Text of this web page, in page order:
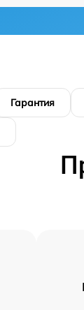
Гарантия